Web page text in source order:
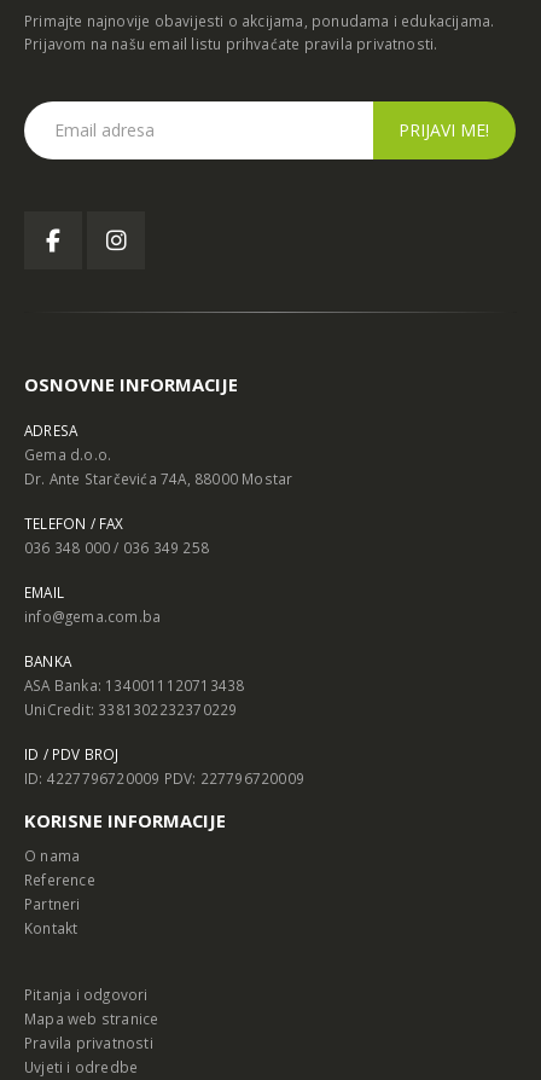
Primajte najnovije obavijesti o akcijama, ponudama i edukacijama.
Prijavom na našu email listu prihvaćate pravila privatnosti.
OSNOVNE INFORMACIJE
ADRESA
Gema d.o.o.
Dr. Ante Starčevića 74A, 88000 Mostar
TELEFON / FAX
036 348 000 / 036 349 258
EMAIL
info@gema.com.ba
BANKA
ASA Banka: 1340011120713438
UniCredit: 3381302232370229
ID / PDV BROJ
ID: 4227796720009 PDV: 227796720009
KORISNE INFORMACIJE
O nama
Reference
Partneri
Kontakt
Pitanja i odgovori
Mapa web stranice
Pravila privatnosti
Uvjeti i odredbe